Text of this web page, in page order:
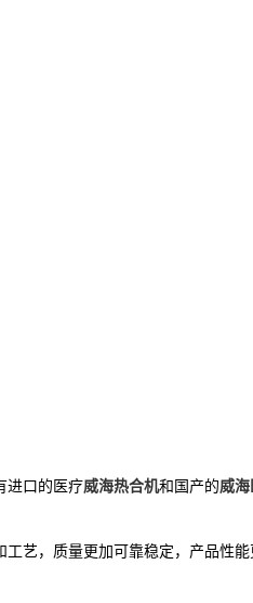
进口的医疗威海热合机和国产的威
，质量更加可靠稳定，产品性